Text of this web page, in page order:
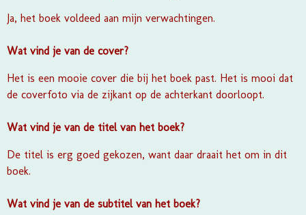
Ja, het boek voldeed aan mijn verwachtingen.
Wat vind je van de cover?
Het is een mooie cover die bij het boek past. Het is mooi dat
de coverfoto via de zijkant op de achterkant doorloopt.
Wat vind je van de titel van het boek?
De titel is erg goed gekozen, want daar draait het om in dit
boek.
Wat vind je van de subtitel van het boek?